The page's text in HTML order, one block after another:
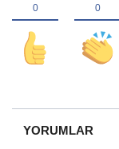
YORUMLAR